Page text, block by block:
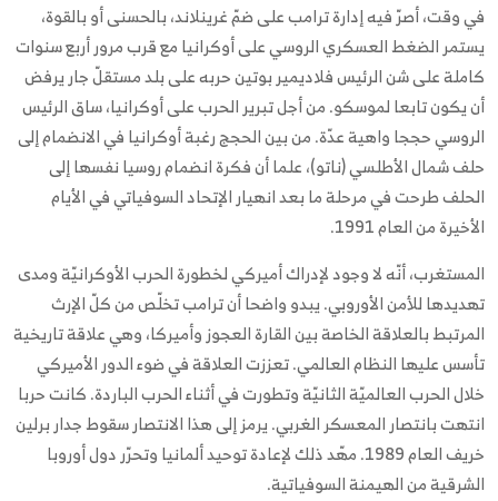
في وقت، أصرّ فيه إدارة ترامب على ضمّ غرينلاند، بالحسنى أو بالقوة،
يستمر الضغط العسكري الروسي على أوكرانيا مع قرب مرور أربع سنوات
كاملة على شن الرئيس فلاديمير بوتين حربه على بلد مستقلّ جار يرفض
أن يكون تابعا لموسكو. من أجل تبرير الحرب على أوكرانيا، ساق الرئيس
الروسي حججا واهية عدّة. من بين الحجج رغبة أوكرانيا في الانضمام إلى
حلف شمال الأطلسي (ناتو)، علما أن فكرة انضمام روسيا نفسها إلى
الحلف طرحت في مرحلة ما بعد انهيار الإتحاد السوفياتي في الأيام
الأخيرة من العام 1991.
المستغرب، أنّه لا وجود لإدراك أميركي لخطورة الحرب الأوكرانيّة ومدى
تهديدها للأمن الأوروبي. يبدو واضحا أن ترامب تخلّص من كلّ الإرث
المرتبط بالعلاقة الخاصة بين القارة العجوز وأميركا، وهي علاقة تاريخية
تأسس عليها النظام العالمي. تعززت العلاقة في ضوء الدور الأميركي
خلال الحرب العالميّة الثانيّة وتطورت في أثناء الحرب الباردة. كانت حربا
انتهت بانتصار المعسكر الغربي. يرمز إلى هذا الانتصار سقوط جدار برلين
خريف العام 1989. مهّد ذلك لإعادة توحيد ألمانيا وتحرّر دول أوروبا
الشرقية من الهيمنة السوفياتية.